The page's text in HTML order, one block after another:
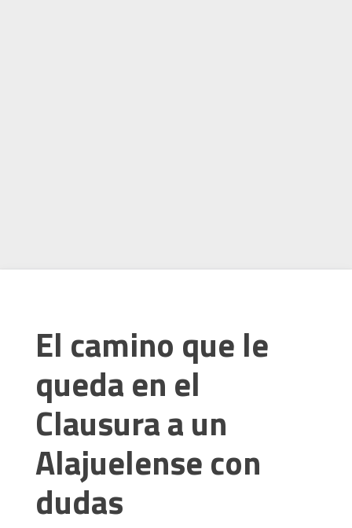
El camino que le
queda en el
Clausura a un
Alajuelense con
dudas